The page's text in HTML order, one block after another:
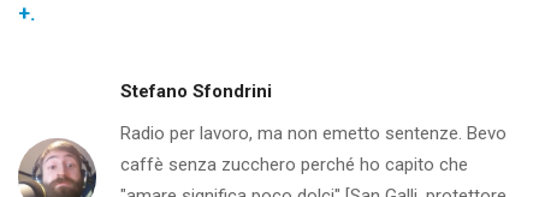
+.
Stefano Sfondrini
Radio per lavoro, ma non emetto sentenze. Bevo
caffè senza zucchero perché ho capito che